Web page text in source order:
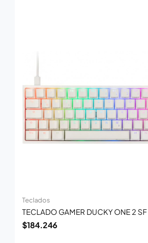
Teclados
TECLADO GAMER DUCKY ONE 2 SF
$184.246